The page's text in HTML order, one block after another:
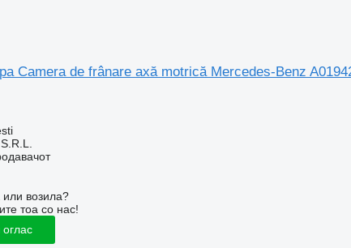
Camera de frânare axă motrică Mercedes-Benz
или возила?
тоа со нас!